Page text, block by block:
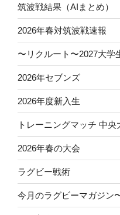
筑波戦結果（AIまとめ）
2026年春対筑波戦速報
〜リクルート〜2027大学
2026年セブンズ
2026年度新入生
トレーニングマッチ 中央
2026年春の大会
ラグビー戦術
今月のラグビーマガジン